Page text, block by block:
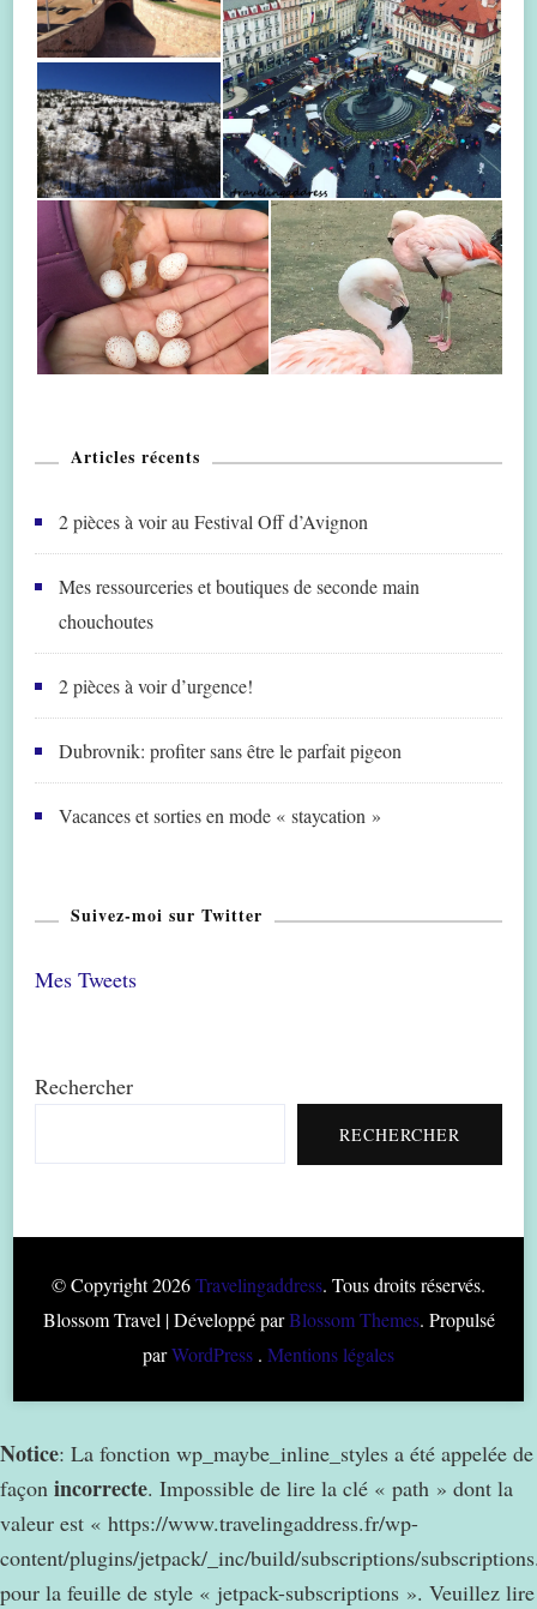
Articles récents
2 pièces à voir au Festival Off d’Avignon
Mes ressourceries et boutiques de seconde main
chouchoutes
2 pièces à voir d’urgence!
Dubrovnik: profiter sans être le parfait pigeon
Vacances et sorties en mode « staycation »
Suivez-moi sur Twitter
Mes Tweets
Rechercher
RECHERCHER
© Copyright 2026Travelingaddress. Tous droits réservés.
Blossom Travel | Développé parBlossom Themes. Propulsé
parWordPress . Mentions légales
Notice: La fonction wp_maybe_inline_styles a été appelée de
façon incorrecte. Impossible de lire la clé « path » dont la
valeur est « https://www.travelingaddress.fr/wp-
content/plugins/jetpack/_inc/build/subscriptions/
pour la feuille de style « jetpack-subscriptions ». Veuillez lire